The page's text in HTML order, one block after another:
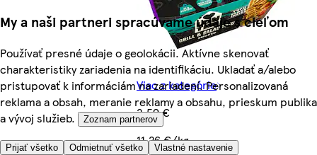
My a naši partneri spracúvame údaje s cieľom
Používať presné údaje o geolokácii. Aktívne skenovať
charakteristiky zariadenia na identifikáciu. Ukladať a/alebo
pristupovať k informáciám na zariadení. Personalizovaná
reklama a obsah, meranie reklamy a obsahu, prieskum publika
a vývoj služieb.
Zoznam partnerov
Prijať všetko Odmietnuť všetko Vlastné nastavenie
Viac z kategórie
2,59 €
11,26 €/kg